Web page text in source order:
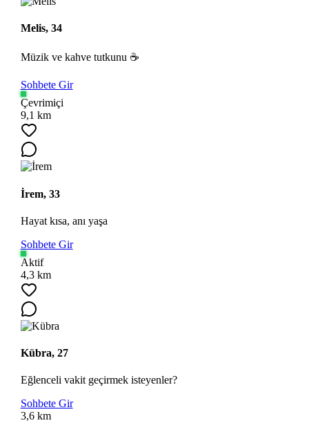
Melis, 34
Müzik ve kahve tutkunu ☕
Sohbete Gir
Çevrimiçi
9,1 km
İrem, 33
Hayat kısa, anı yaşa
Sohbete Gir
Aktif
4,3 km
Kübra, 27
Eğlenceli vakit geçirmek isteyenler?
Sohbete Gir
3,6 km